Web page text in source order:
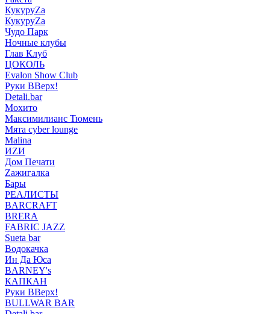
КукуруZа
КукуруZа
Чудо Парк
Ночные клубы
Глав Клуб
ЦОКОЛЬ
Evalon Show Club
Руки ВВерх!
Detali.bar
Мохито
Максимилианс Тюмень
Мята cyber lounge
Malina
ИZИ
Дом Печати
Zажигалка
Бары
РЕАЛИСТЫ
BARCRAFT
BRERA
FABRIC JAZZ
Sueta bar
Водокачка
Ин Да Юса
BARNEY's
КАПКАН
Руки ВВерх!
BULLWAR BAR